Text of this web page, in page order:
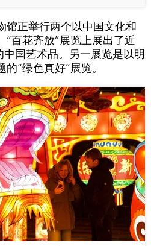
馆正举行两个以中国文化和
“百花齐放”展览上展出了近
国艺术品。另一展览是以明
“绿色真好”展览。